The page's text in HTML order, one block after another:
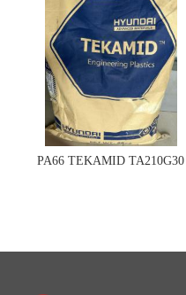
PA66 TEKAMID TA210G30